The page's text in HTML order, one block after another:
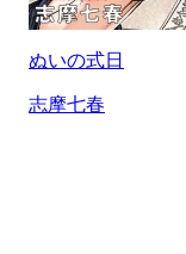
ぬいの式日
志摩七春